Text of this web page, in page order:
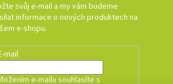
svůj e-mail a my vám budeme
informace o nových produktech na
e-shopu.
mail
e-mailu souhlasíte s